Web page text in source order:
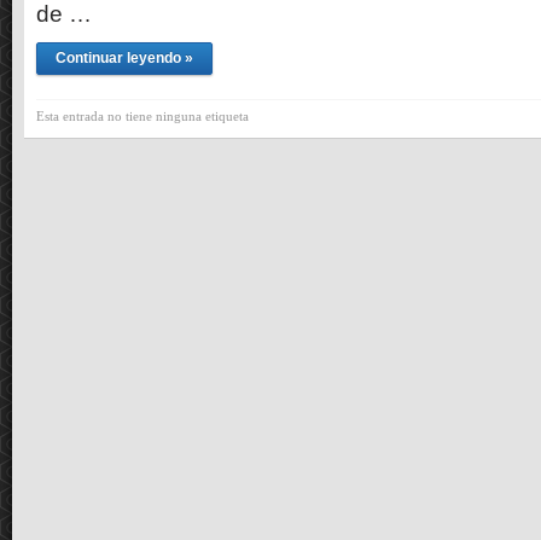
de …
Continuar leyendo »
Esta entrada no tiene ninguna etiqueta